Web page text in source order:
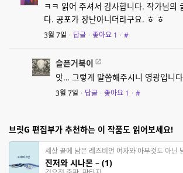
ㅋㅋ 읽어 주셔서 감사합니다. 작가님의
다. 공포가 장난아니더라구요. ㅎ ㅎ
3월 7일 · 답글 · 좋아요 1 · #
슬픈거북이
앗… 그렇게 말씀해주시니 영광입니
3월 7일 · 답글 · 좋아요 1 · #
브릿G 편집부가 추천하는 이 작품도 읽어보세요!
세상 끝에 남은 레즈비언 여자와 아무것도 아닌
진저와 시나몬 – (1)